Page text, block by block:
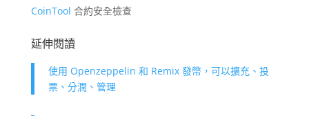
CoinTool 合約安全檢查
延伸閱讀
使用 Openzeppelin 和 Remix 發幣，可以擴充、投
票、分潤、管理